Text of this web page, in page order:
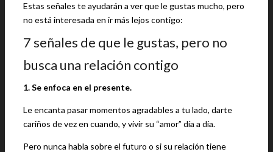
Estas señales te ayudarán a ver que le gustas mucho, pero
no está interesada en ir más lejos contigo:
7 señales de que le gustas, pero no
busca una relación contigo
1. Se enfoca en el presente.
Le encanta pasar momentos agradables a tu lado, darte
cariños de vez en cuando, y vivir su “amor” día a día.
Pero nunca habla sobre el futuro o si su relación tiene